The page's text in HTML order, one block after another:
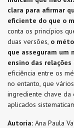
clara para afirmar
eficiente do que o
conta os princípios
duas versões, o
que asseguram
ensino das
eficiência entre os
no entanto, que
ingrediente chave da
aplicados
Autoria: Ana